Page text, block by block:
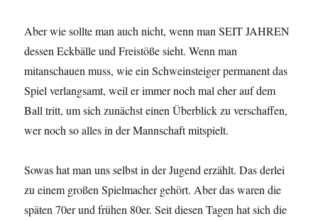
Aber wie sollte man auch nicht, wenn man SEIT JAHREN
dessen Eckbälle und Freistöße sieht. Wenn man
mitanschauen muss, wie ein Schweinsteiger permanent das
Spiel verlangsamt, weil er immer noch mal eher auf dem
Ball tritt, um sich zunächst einen Überblick zu verschaffen,
wer noch so alles in der Mannschaft mitspielt.
Sowas hat man uns selbst in der Jugend erzählt. Das derlei
zu einem großen Spielmacher gehört. Aber das waren die
späten 70er und frühen 80er. Seit diesen Tagen hat sich die